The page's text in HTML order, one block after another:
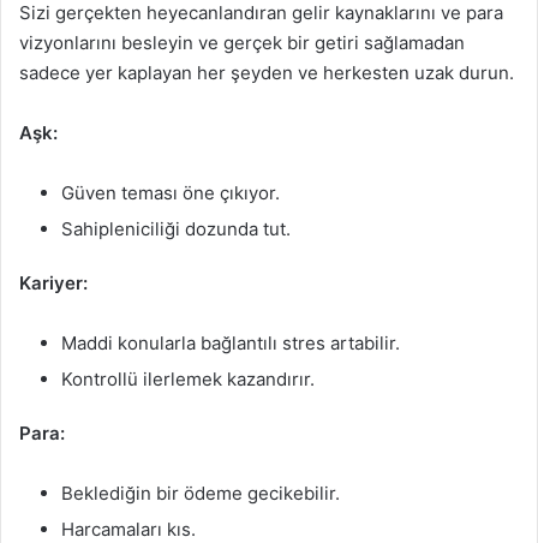
Sizi gerçekten heyecanlandıran gelir kaynaklarını ve para
vizyonlarını besleyin ve gerçek bir getiri sağlamadan
sadece yer kaplayan her şeyden ve herkesten uzak durun.
Aşk:
Güven teması öne çıkıyor.
Sahipleniciliği dozunda tut.
Kariyer:
Maddi konularla bağlantılı stres artabilir.
Kontrollü ilerlemek kazandırır.
Para:
Beklediğin bir ödeme gecikebilir.
Harcamaları kıs.